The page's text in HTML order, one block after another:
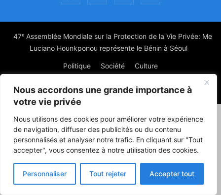
Nous accordons une grande importance à
votre vie privée
Nous utilisons des cookies pour améliorer votre expérience
de navigation, diffuser des publicités ou du contenu
personnalisés et analyser notre trafic. En cliquant sur "Tout
accepter", vous consentez à notre utilisation des cookies.
Personnaliser Tout rejeter Accepter tout
47ᵉ Assemblée Mondiale sur la Protection de la Vie Privée: Me
Luciano Hounkponou représente le Bénin à Séoul
Politique Société Culture
© Powered by digitXplus Francophone